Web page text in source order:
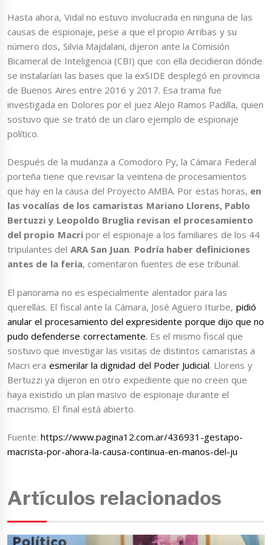
Hasta ahora, Vidal no estuvo involucrada en ninguna de las
causas de espionaje, pese a que el propio Arribas y su
número dos, Silvia Majdalani, dijeron ante la Comisión
Bicameral de Inteligencia (CBI) que con ella decidieron dónde
se instalarían las bases que la exSIDE desplegó en provincia
de Buenos Aires entre 2016 y 2017. Esa trama fue
investigada en Dolores por el juez Alejo Ramos Padilla, quien
sostuvo que se trató de un claro ejemplo de espionaje
político.
Después de la mudanza a Comodoro Py, la Cámara Federal
porteña tiene que revisar la veintena de procesamientos
que hay en la causa del Proyecto AMBA. Por estas horas, en
las vocalías de los camaristas Mariano Llorens, Pablo
Bertuzzi y Leopoldo Bruglia revisan el procesamiento
del propio Macri por el espionaje a los familiares de los 44
tripulantes del ARA San Juan. Podría haber definiciones
antes de la feria, comentaron fuentes de ese tribunal.
El panorama no es especialmente alentador para las
querellas. El fiscal ante la Cámara, José Agüero Iturbe, pidió
anular el procesamiento del expresidente porque dijo que no
pudo defenderse correctamente. Es el mismo fiscal que
sostuvo que investigar las visitas de distintos camaristas a
Macri era esmerilar la dignidad del Poder Judicial. Llorens y
Bertuzzi ya dijeron en otro expediente que no creen que
haya existido un plan masivo de espionaje durante el
macrismo. El final está abierto.
Fuente:https://www.pagina12.com.ar/436931-gestapo-
macrista-por-ahora-la-causa-continua-en-manos-del-ju
Artículos relacionados